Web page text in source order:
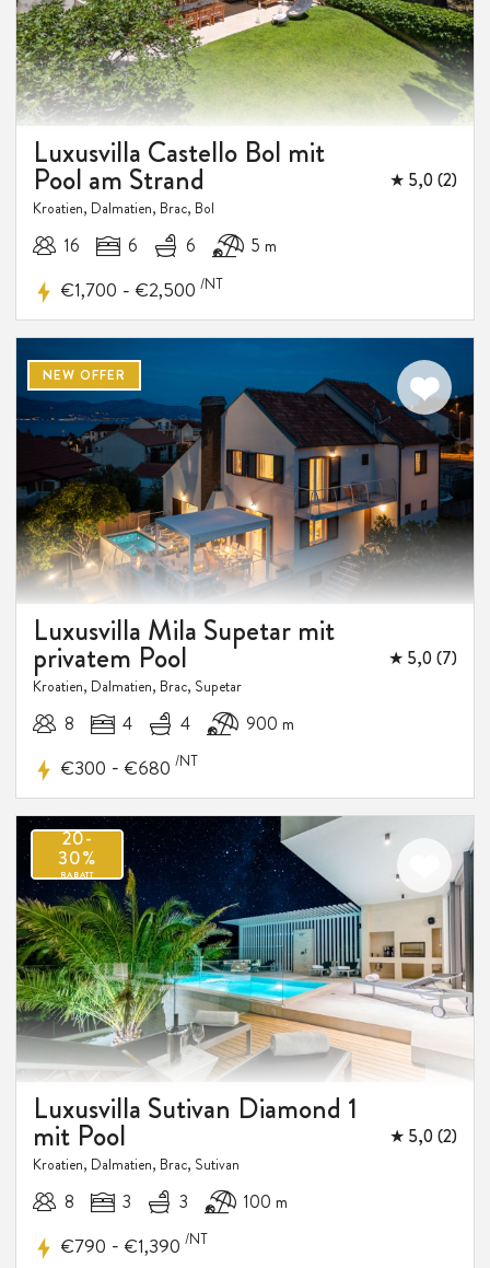
Luxusvilla Castello Bol mit
Pool am Strand ★ 5,0 (2)
Kroatien, Dalmatien, Brac, Bol
16 6 6 5 m
€1,700 - €2,500 /NT
NEW OFFER
Luxusvilla Mila Supetar mit
privatem Pool ★ 5,0 (7)
Kroatien, Dalmatien, Brac, Supetar
8 4 4 900 m
€300 - €680 /NT
Luxusvilla Sutivan Diamond 1
mit Pool ★ 5,0 (2)
Kroatien, Dalmatien, Brac, Sutivan
8 3 3 100 m
€790 - €1,390 /NT